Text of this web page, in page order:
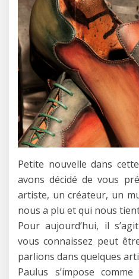
Petite nouvelle dans
avons décidé de vous
artiste, un créateur, un
nous a plu et qui nous
Pour aujourd’hui, il
vous connaissez peut
parlions dans quelques
Paulus s’impose